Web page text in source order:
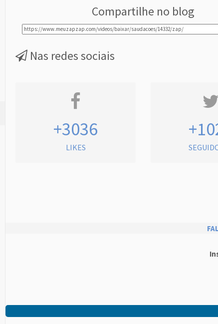
Compartilhe no blog
Nas redes sociais
+3036
LIKES